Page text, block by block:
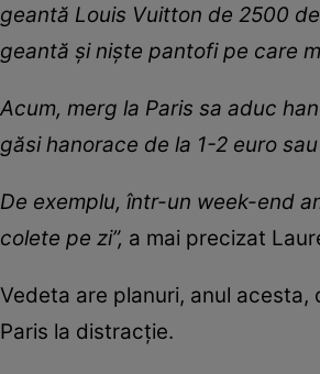
geantă Louis Vuitton de 2500
geantă și niște pantofi pe care
Acum, merg la Paris sa aduc
găsi hanorace de la 1-2 euro
De exemplu, într-un week-end
colete pe zi”, a mai precizat
Vedeta are planuri, anul
Paris la distracție.